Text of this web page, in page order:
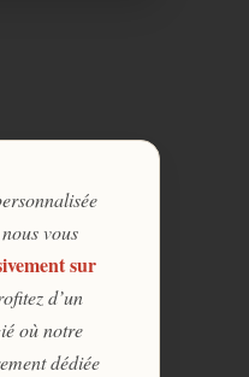
vous
sur
d’un
où notre
dédiée